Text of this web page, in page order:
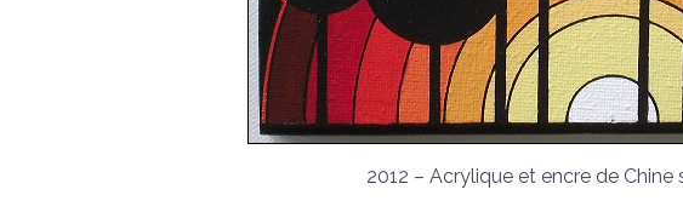
2012 – Acrylique et encre de Chine